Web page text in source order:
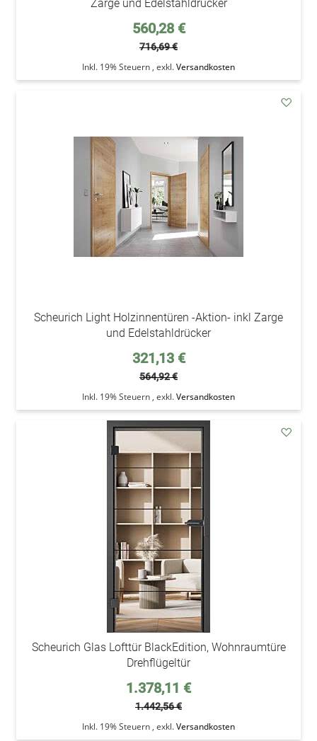
Zarge und Edelstahldrücker
Sonderpreis
560,28 €
716,69 €
Inkl. 19% Steuern , exkl.Versandkosten
Scheurich Light Holzinnentüren -Aktion- inkl Zarge
und Edelstahldrücker
Sonderpreis
321,13 €
564,92 €
Inkl. 19% Steuern , exkl.Versandkosten
Scheurich Glas Lofttür BlackEdition, Wohnraumtüre
Drehflügeltür
Sonderpreis
1.378,11 €
1.442,56 €
Inkl. 19% Steuern , exkl.Versandkosten